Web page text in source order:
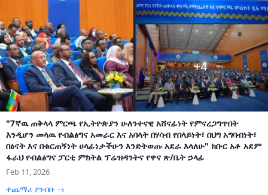
"7ኛዉ ጠቅላላ ምርጫ የኢትዮጵያን ሁለንተናዊ አሸናፊነት የምናረጋግጥበት
እንዲሆን መላዉ የብልፅግና አመራር እና አባላት በሃሳብ የበላይነት፣ በህግ አግባብነት፣
በፅናት እና በቁርጠኝነት ሀላፊነታችሁን እንድትወጡ አደራ እላለሁ" ክቡር አቶ አደም
ፋራህ የብልፅግና ፓርቲ ምክትል ፕሬዝዳንትና የዋና ጽ/ቤት ኃላፊ
Feb 11, 2026
ተጨማሪ ያንብቡ →